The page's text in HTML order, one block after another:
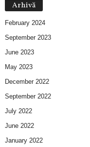
Arhivă
February 2024
September 2023
June 2023
May 2023
December 2022
September 2022
July 2022
June 2022
January 2022